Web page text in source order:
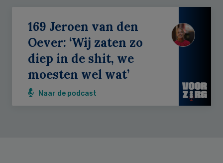
169 Jeroen van den
Oever: ‘Wij zaten zo
diep in de shit, we
moesten wel wat’
Naar de podcast